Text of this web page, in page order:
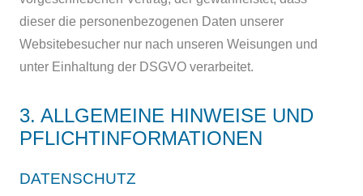
dieser die personenbezogenen Daten unserer
Websitebesucher nur nach unseren Weisungen und
unter Einhaltung der DSGVO verarbeitet.
3. ALLGEMEINE HINWEISE UND
PFLICHT­INFORMATIONEN
DATENSCHUTZ